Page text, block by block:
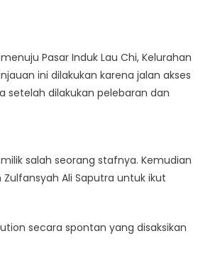
Pasar Induk Lau Chi, Kelurahan
ini dilakukan karena jalan akses
setelah dilakukan pelebaran dan
salah seorang stafnya. Kemudian
Ali Saputra untuk ikut
secara spontan yang disaksikan